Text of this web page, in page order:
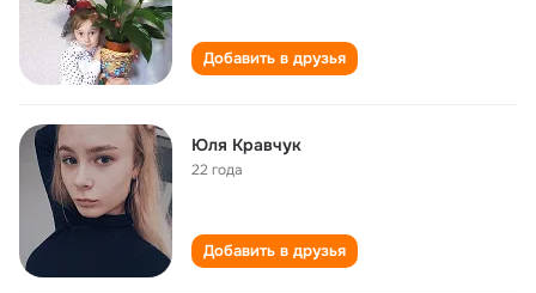
Добавить в друзья
Юля Кравчук
22 года
Добавить в друзья